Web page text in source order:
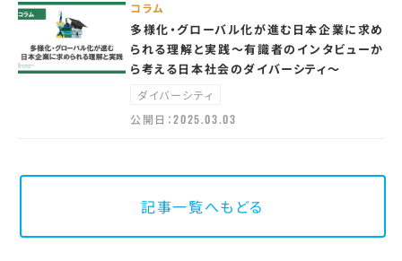
コラム
多様化・グローバル化が進む日本企業に求め
られる理解と実践～有識者のインタビューか
ら考える日本社会のダイバーシティ～
ダイバーシティ
公開日：2025.03.03
記事一覧へもどる